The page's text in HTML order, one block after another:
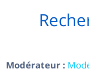
Modérateur :